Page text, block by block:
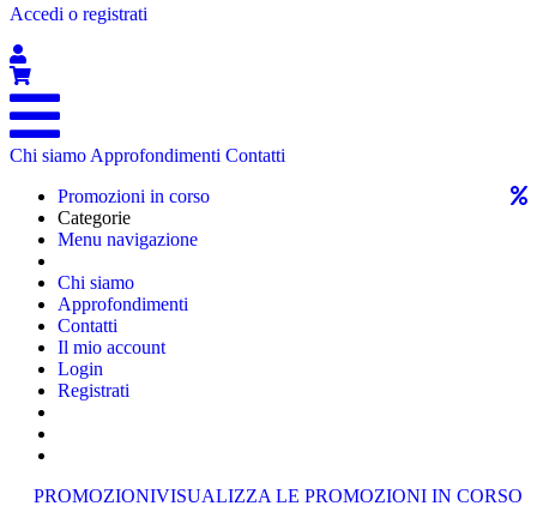
Accedi o registrati
Chi siamo Approfondimenti Contatti
Promozioni in corso
Categorie
Menu navigazione
Chi siamo
Approfondimenti
Contatti
Il mio account
Login
Registrati
PROMOZIONIVISUALIZZA LE PROMOZIONI IN CORSO